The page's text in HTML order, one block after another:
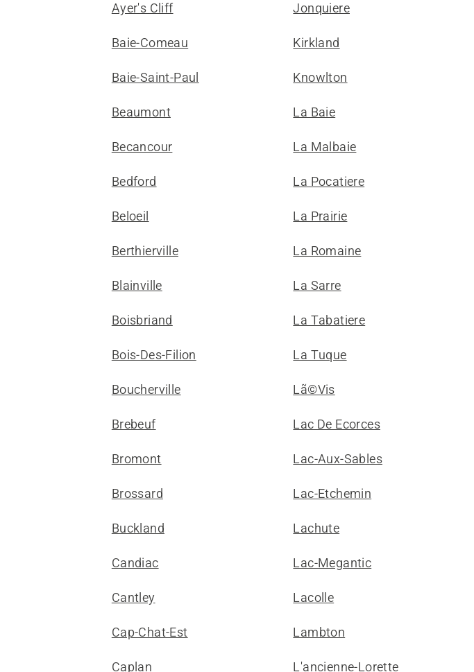
Ayer's Cliff
Baie-Comeau
Baie-Saint-Paul
Beaumont
Becancour
Bedford
Beloeil
Berthierville
Blainville
Boisbriand
Bois-Des-Filion
Boucherville
Brebeuf
Bromont
Brossard
Buckland
Candiac
Cantley
Cap-Chat-Est
Caplan
Jonquiere
Kirkland
Knowlton
La Baie
La Malbaie
La Pocatiere
La Prairie
La Romaine
La Sarre
La Tabatiere
La Tuque
Lã©Vis
Lac De Ecorces
Lac-Aux-Sables
Lac-Etchemin
Lachute
Lac-Megantic
Lacolle
Lambton
L'ancienne-Lorette